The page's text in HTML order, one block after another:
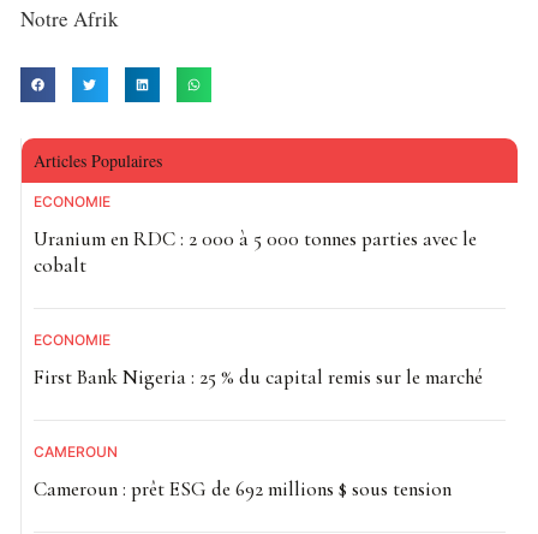
Notre Afrik
Articles Populaires
ECONOMIE
Uranium en RDC : 2 000 à 5 000 tonnes parties avec le
cobalt
ECONOMIE
First Bank Nigeria : 25 % du capital remis sur le marché
CAMEROUN
Cameroun : prêt ESG de 692 millions $ sous tension